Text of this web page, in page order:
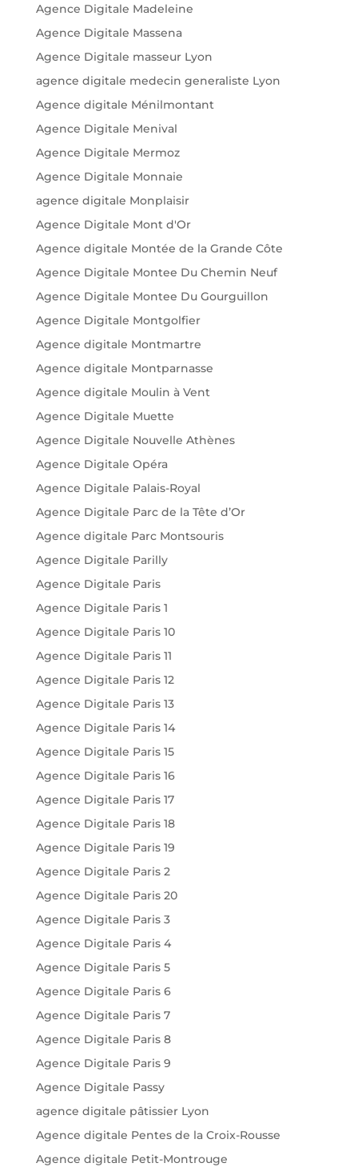
Agence Digitale Madeleine
Agence Digitale Massena
Agence Digitale masseur Lyon
agence digitale medecin generaliste Lyon
Agence digitale Ménilmontant
Agence Digitale Menival
Agence Digitale Mermoz
Agence Digitale Monnaie
agence digitale Monplaisir
Agence Digitale Mont d'Or
Agence digitale Montée de la Grande Côte
Agence Digitale Montee Du Chemin Neuf
Agence Digitale Montee Du Gourguillon
Agence Digitale Montgolfier
Agence digitale Montmartre
Agence digitale Montparnasse
Agence digitale Moulin à Vent
Agence Digitale Muette
Agence Digitale Nouvelle Athènes
Agence Digitale Opéra
Agence Digitale Palais-Royal
Agence Digitale Parc de la Tête d’Or
Agence digitale Parc Montsouris
Agence Digitale Parilly
Agence Digitale Paris
Agence Digitale Paris 1
Agence Digitale Paris 10
Agence Digitale Paris 11
Agence Digitale Paris 12
Agence Digitale Paris 13
Agence Digitale Paris 14
Agence Digitale Paris 15
Agence Digitale Paris 16
Agence Digitale Paris 17
Agence Digitale Paris 18
Agence Digitale Paris 19
Agence Digitale Paris 2
Agence Digitale Paris 20
Agence Digitale Paris 3
Agence Digitale Paris 4
Agence Digitale Paris 5
Agence Digitale Paris 6
Agence Digitale Paris 7
Agence Digitale Paris 8
Agence Digitale Paris 9
Agence Digitale Passy
agence digitale pâtissier Lyon
Agence digitale Pentes de la Croix-Rousse
Agence digitale Petit-Montrouge